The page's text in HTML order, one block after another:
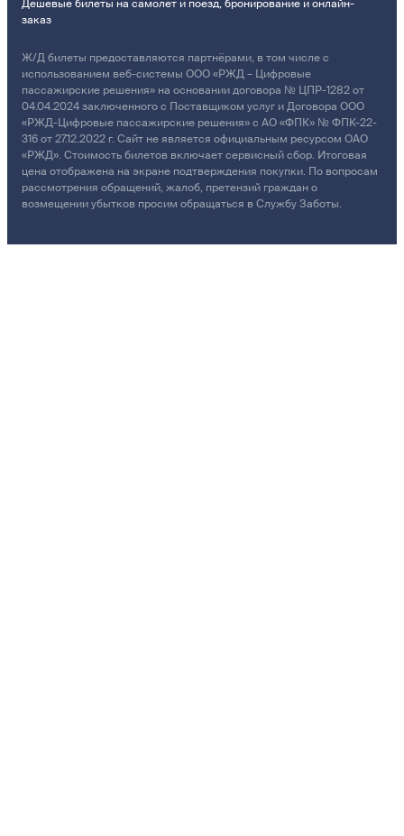
Дешевые билеты на самолет и поезд, бронирование и онлайн-
заказ
Ж/Д билеты предоставляются партнёрами, в том числе с
использованием веб-системы ООО «РЖД – Цифровые
пассажирские решения» на основании договора № ЦПР-1282 от
04.04.2024 заключенного с Поставщиком услуг и Договора ООО
«РЖД-Цифровые пассажирские решения» с АО «ФПК» № ФПК-22-
316 от 27.12.2022 г. Сайт не является официальным ресурсом ОАО
«РЖД». Стоимость билетов включает сервисный сбор. Итоговая
цена отображена на экране подтверждения покупки. По вопросам
рассмотрения обращений, жалоб, претензий граждан о
возмещении убытков просим обращаться в Службу Заботы.